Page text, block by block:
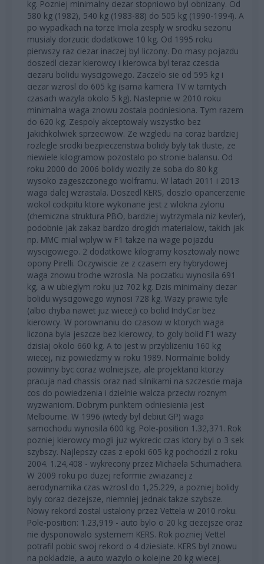
kg. Pozniej minimalny ciezar stopniowo byl obnizany. Od
580 kg (1982), 540 kg (1983-88) do 505 kg (1990-1994). A
po wypadkach na torze Imola zesply w srodku sezonu
musialy dorzucic dodatkowe 10 kg. Od 1995 roku
pierwszy raz ciezar inaczej byl liczony. Do masy pojazdu
doszedl ciezar kierowcy i kierowca byl teraz czescia
ciezaru bolidu wyscigowego. Zaczelo sie od 595 kg i
ciezar wzrosl do 605 kg (sama kamera TV w tamtych
czasach wazyla okolo 5 kg). Nastepnie w 2010 roku
minimalna waga znowu zostala podniesiona. Tym razem
do 620 kg. Zespoly akceptowaly wszystko bez
jakichkolwiek sprzeciwow. Ze wzgledu na coraz bardziej
rozlegle srodki bezpieczenstwa bolidy byly tak tluste, ze
niewiele kilogramow pozostalo po stronie balansu. Od
roku 2000 do 2006 bolidy wozily ze soba do 80 kg
wysoko zageszczonego wolframu. W latach 2011 i 2013
waga dalej wzrastala. Doszedl KERS, doszlo opancerzenie
wokol cockpitu ktore wykonane jest z wlokna zylonu
(chemiczna struktura PBO, bardziej wytrzymala niz kevler),
podobnie jak zakaz bardzo drogich materialow, takich jak
np. MMC mial wplyw w F1 takze na wage pojazdu
wyscigowego. 2 dodatkowe kilogramy kosztowaly nowe
opony Pirelli. Oczywiscie ze z czasem ery hybrydowej
waga znowu troche wzrosla. Na poczatku wynosila 691
kg, a w ubieglym roku juz 702 kg. Dzis minimalny ciezar
bolidu wyscigowego wynosi 728 kg. Wazy prawie tyle
(albo chyba nawet juz wiecej) co bolid IndyCar bez
kierowcy. W porownaniu do czasow w ktorych waga
liczona byla jeszcze bez kierowcy, to goly bolid F1 wazy
dzisiaj okolo 660 kg. A to jest w przyblizeniu 160 kg
wiecej, niz powiedzmy w roku 1989. Normalnie bolidy
powinny byc coraz wolniejsze, ale projektanci ktorzy
pracuja nad chassis oraz nad silnikami na szczescie maja
cos do powiedzenia i dzielnie walcza przeciw roznym
wyzwaniom. Dobrym punktem odniesienia jest
Melbourne. W 1996 (wtedy byl debiut GP) waga
samochodu wynosila 600 kg. Pole-position 1.32,371. Rok
pozniej kierowcy mogli juz wykrecic czas ktory byl o 3 sek
szybszy. Najlepszy czas z epoki 605 kg pochodzil z roku
2004. 1.24,408 - wykrecony przez Michaela Schumachera.
W 2009 roku po duzej reformie zwiazanej z
aerodynamika czas wzrosl do 1,25.229, a pozniej bolidy
byly coraz ciezejsze, niemniej jednak takze szybsze.
Nowy rekord zostal ustalony przez Vettela w 2010 roku.
Pole-position: 1.23,919 - auto bylo o 20 kg ciezejsze oraz
nie dysponowalo systemem KERS. Rok pozniej Vettel
potrafil pobic swoj rekord o 4 dziesiate. KERS byl znowu
na pokladzie, a auto wazylo o kolejne 20 kg wiecej.